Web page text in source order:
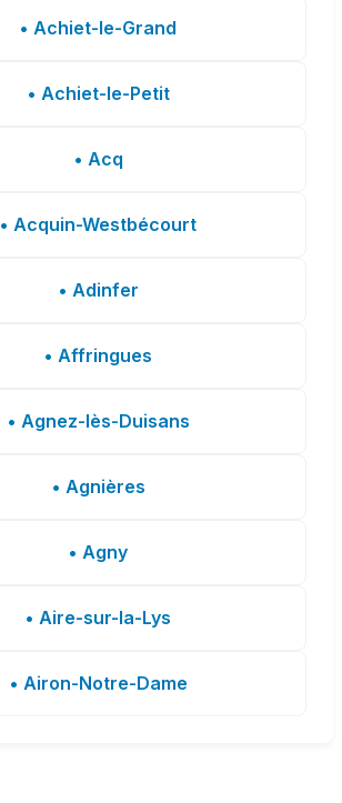
• Achiet-le-Grand
• Achiet-le-Petit
• Acq
• Acquin-Westbécourt
• Adinfer
• Affringues
• Agnez-lès-Duisans
• Agnières
• Agny
• Aire-sur-la-Lys
• Airon-Notre-Dame